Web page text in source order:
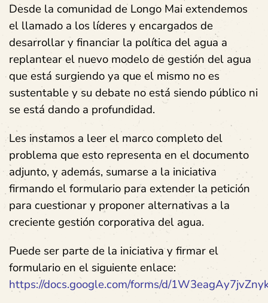
Desde la comunidad de Longo Mai extendemos
el llamado a los líderes y encargados de
desarrollar y financiar la política del agua a
replantear el nuevo modelo de gestión del agua
que está surgiendo ya que el mismo no es
sustentable y su debate no está siendo público ni
se está dando a profundidad.
Les instamos a leer el marco completo del
problema que esto representa en el documento
adjunto, y además, sumarse a la iniciativa
firmando el formulario para extender la petición
para cuestionar y proponer alternativas a la
creciente gestión corporativa del agua.
Puede ser parte de la iniciativa y firmar el
formulario en el siguiente enlace:
https://docs.google.com/forms/d/